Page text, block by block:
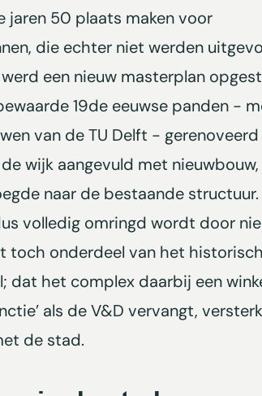
jaren 50 plaats maken voor
die echter niet werden
een nieuw masterplan
19de eeuwse panden -
van de TU Delft -
wijk aangevuld met
naar de bestaande structuur.
volledig omringd wordt door
toch onderdeel van het
dat het complex daarbij een
als de V&D vervangt,
de stad.